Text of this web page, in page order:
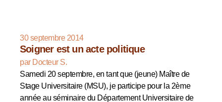
30 septembre 2014
Soigner est un acte politique
par Docteur S.
Samedi 20 septembre, en tant que (jeune) Maître de
Stage Universitaire (MSU), je participe pour la 2ème
année au séminaire du Département Universitaire de